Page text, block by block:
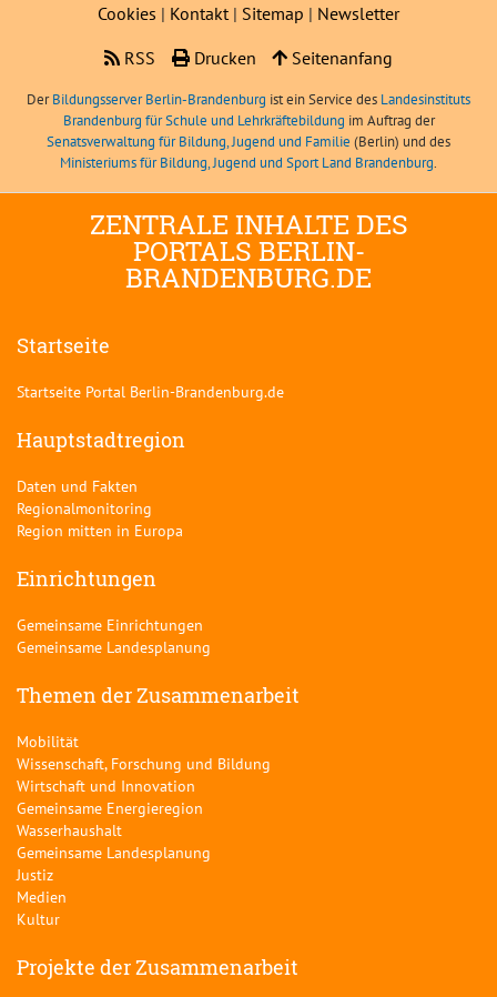
Cookies | Kontakt | Sitemap | Newsletter
RSS
Drucken Seitenanfang
DerBildungsserver Berlin-Brandenburg ist ein Service des Landesinstituts
Brandenburg für Schule und Lehrkräftebildung im Auftrag der
Senatsverwaltung für Bildung, Jugend und Familie (Berlin) und des
Ministeriums für Bildung, Jugend und Sport Land Brandenburg.
ZENTRALE INHALTE DES
PORTALS BERLIN-
BRANDENBURG.DE
Startseite
Startseite Portal Berlin-Brandenburg.de
Hauptstadtregion
Daten und Fakten
Regionalmonitoring
Region mitten in Europa
Einrichtungen
Gemeinsame Einrichtungen
Gemeinsame Landesplanung
Themen der Zusammenarbeit
Mobilität
Wissenschaft, Forschung und Bildung
Wirtschaft und Innovation
Gemeinsame Energieregion
Wasserhaushalt
Gemeinsame Landesplanung
Justiz
Medien
Kultur
Projekte der Zusammenarbeit